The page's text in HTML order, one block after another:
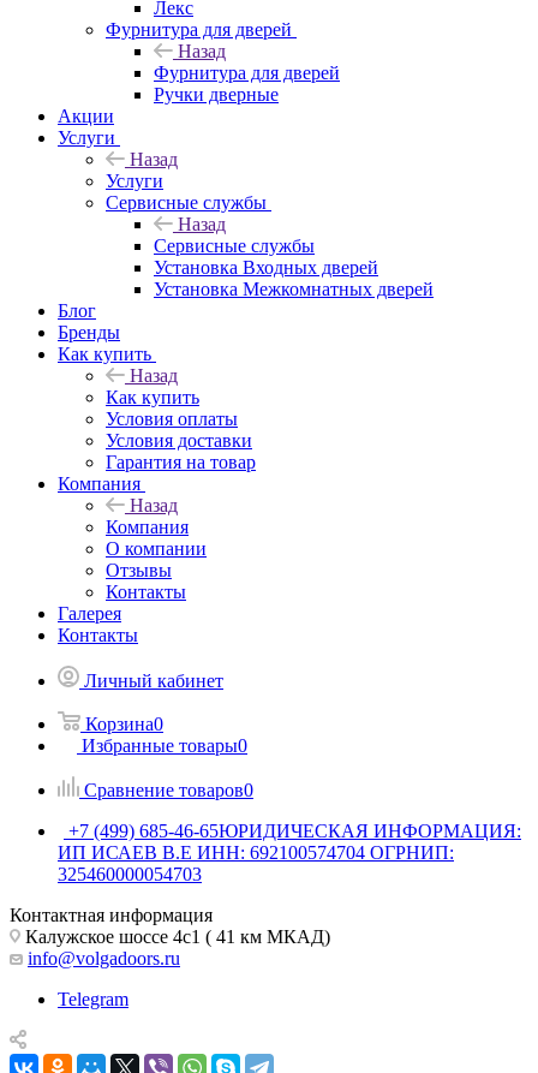
Лекс
Фурнитура для дверей
Назад
Фурнитура для дверей
Ручки дверные
Акции
Услуги
Назад
Услуги
Сервисные службы
Назад
Сервисные службы
Установка Входных дверей
Установка Межкомнатных дверей
Блог
Бренды
Как купить
Назад
Как купить
Условия оплаты
Условия доставки
Гарантия на товар
Компания
Назад
Компания
О компании
Отзывы
Контакты
Галерея
Контакты
Личный кабинет
Корзина0
Избранные товары0
Сравнение товаров0
+7 (499) 685-46-65ЮРИДИЧЕСКАЯ ИНФОРМАЦИЯ:
ИП ИСАЕВ В.Е ИНН: 692100574704 ОГРНИП:
325460000054703
Контактная информация
Калужское шоссе 4с1 ( 41 км МКАД)
info@volgadoors.ru
Telegram